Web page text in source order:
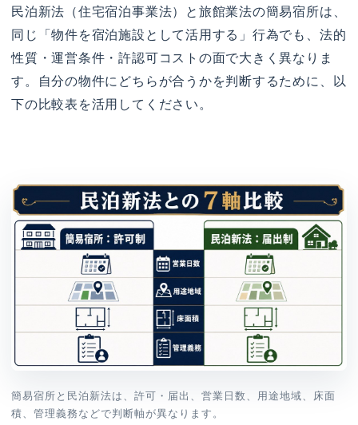
民泊新法（住宅宿泊事業法）と旅館業法の簡易宿所は、
同じ「物件を宿泊施設として活用する」行為でも、法的
性質・運営条件・許認可コストの面で大きく異なりま
す。自分の物件にどちらが合うかを判断するために、以
下の比較表を活用してください。
簡易宿所と民泊新法は、許可・届出、営業日数、用途地域、床面
積、管理義務などで判断軸が異なります。